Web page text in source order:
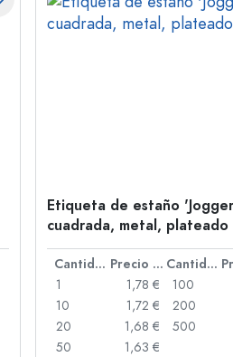
Etiqueta de estaño
cuadrada, metal, plateado
Cantidad Precio por unidad Cantidad
1
1,78 €
10
1,72 €
20
1,68 €
50
1,63 €
100
200
500